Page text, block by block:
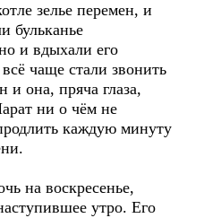
зелье перемен, и
бульканье
и вдыхали его
чаще стали звонить
она, пряча глаза,
ни о чём не
каждую минуту
на воскресенье,
утро. Его